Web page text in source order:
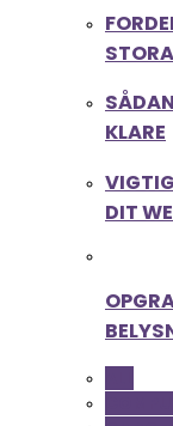
KLARE
DIT